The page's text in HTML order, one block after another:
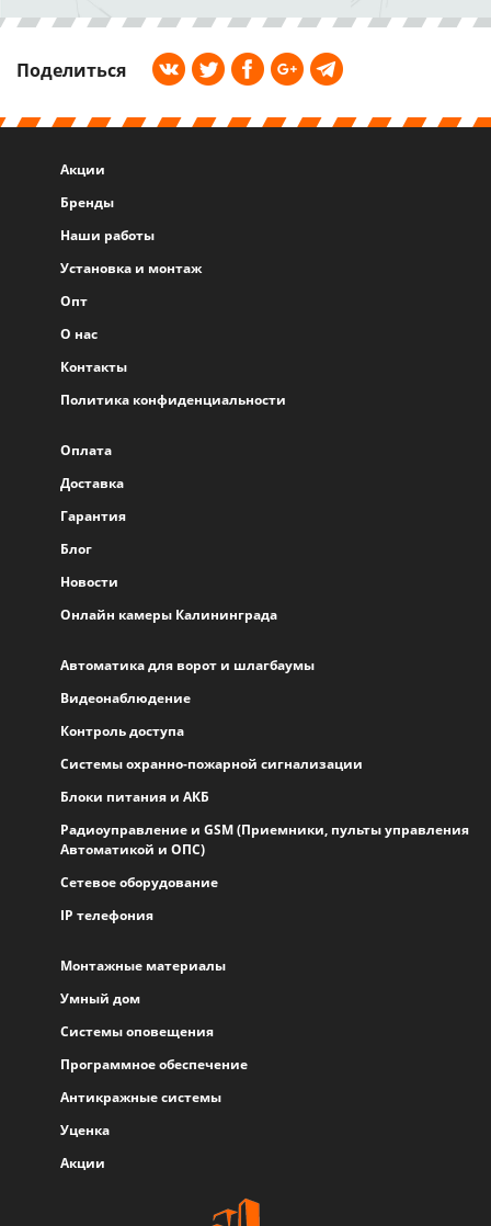
Поделиться
Акции
Бренды
Наши работы
Установка и монтаж
Опт
О нас
Контакты
Политика конфиденциальности
Оплата
Доставка
Гарантия
Блог
Новости
Онлайн камеры Калининграда
Автоматика для ворот и шлагбаумы
Видеонаблюдение
Контроль доступа
Системы охранно-пожарной сигнализации
Блоки питания и АКБ
Радиоуправление и GSM (Приемники, пульты управления
Автоматикой и ОПС)
Сетевое оборудование
IP телефония
Монтажные материалы
Умный дом
Системы оповещения
Программное обеспечение
Антикражные системы
Уценка
Акции